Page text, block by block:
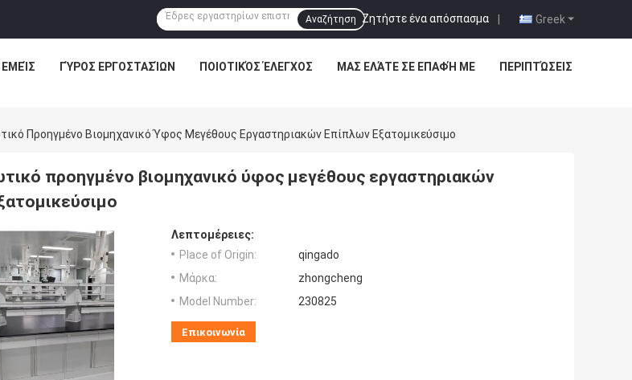
Greek
Ζητήστε ένα απόσπασμα |
Αναζήτηση
ΓΎΡΟΣ ΕΡΓΟΣΤΑΣΊΩΝ ΠΟΙΟΤΙΚΌΣ ΈΛΕΓΧΟΣ ΜΑΣ ΕΛΆΤΕ ΣΕ ΕΠΑΦΉ ΜΕ ΠΕΡΙΠΤΏΣΕΙΣ
Προηγμένο Βιομηχανικό Ύφος Μεγέθους Εργαστηριακών Επίπλων Εξατομικεύσιμο
προηγμένο βιομηχανικό ύφος μεγέθους εργαστηριακών
Λεπτομέρειες:
Place of Origin:
qingado
Μάρκα:
zhongcheng
Model Number:
230825
Επικοινωνία